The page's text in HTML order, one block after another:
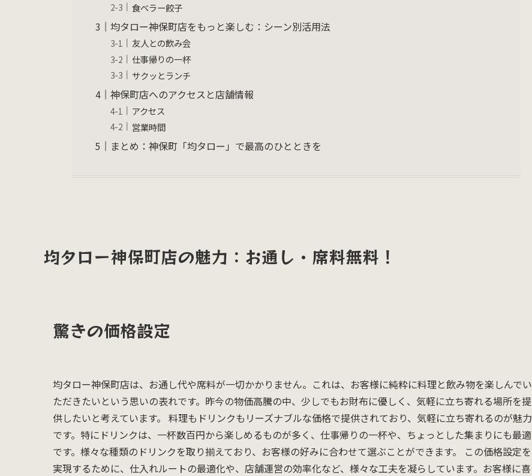
食べラー餃子
均タロー神保町店をもっと楽しむ：シーン別活用法
友人との飲み会
仕事帰りの一杯
サクッとランチ
神保町店へのアクセスと店舗情報
アクセス
営業時間
まとめ：神保町「均タロー」で最高のひとときを
均タロー神保町店の魅力：お通し・席料無料！
驚きの価格設定
均タロー神保町店は、お通し代や席料が一切かかりません。これは、お客様に純粋に料理と飲み物を楽しんでい
ただきたいという思いの表れです。昨今の物価高騰の中、少しでもお財布に優しく、気軽に立ち寄れる場所を提
供したいと考えています。 料理もドリンクもリーズナブルな価格で提供されており、気軽に立ち寄れるのが魅力
です。特にドリンクは、一杯数百円から楽しめるものが多く、仕事帰りの一杯や、ちょっとした集まりにも最適
です。様々な種類のドリンクを取り揃えており、お客様の好みに合わせて選ぶことができます。 この価格設定を
実現するために、仕入れルートの最適化や、店舗運営の効率化など、様々な工夫を凝らしています。お客様に喜